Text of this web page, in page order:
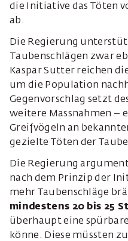
die Initiative das Töten
ab.
Die Regierung
Taubenschlägen zwar
Kaspar Sutter reichen
um die Population
Gegenvorschlag setzt
weitere Massnahmen –
Greifvögeln an
gezielte Töten der
Die Regierung
nach dem Prinzip der
mehr Taubenschläge
mindestens 20 bis 25
überhaupt eine
könne. Diese müssten